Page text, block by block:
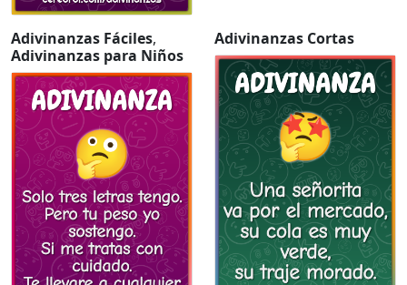
Adivinanzas Fáciles,
Adivinanzas para Niños
Adivinanzas Cortas